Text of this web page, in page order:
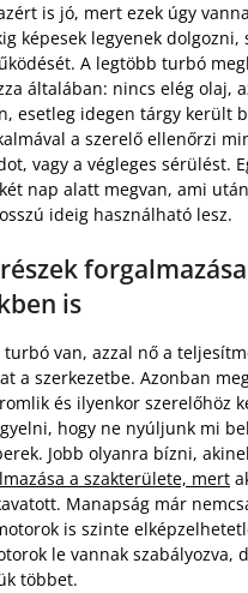
is jó, mert ezek úgy
képesek legyenek dolgozni,
A legtöbb turbó
általában: nincs elég olaj,
esetleg idegen tárgy került
a szerelő ellenőrzi
vagy a végleges sérülést.
nap alatt megvan, ami
ideig használható lesz.
is
van, azzal nő a
a szerkezetbe. Azonban
és ilyenkor szerelőhöz
hogy ne nyúljunk mi
Jobb olyanra bízni,
a szakterülete, mert
Manapság már
is szinte
le vannak szabályozva,
többet.